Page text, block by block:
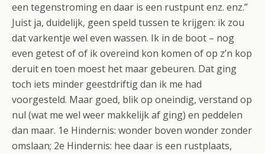
een tegenstroming en daar is een rustpunt enz. enz.”
Juist ja, duidelijk, geen speld tussen te krijgen: ik zou
dat varkentje wel even wassen. Ik in de boot – nog
even getest of of ik overeind kon komen of op z’n kop
deruit en toen moest het maar gebeuren. Dat ging
toch iets minder geestdriftig dan ik me had
voorgesteld. Maar goed, blik op oneindig, verstand op
nul (wat me wel weer makkelijk af ging) en peddelen
dan maar. 1e Hindernis: wonder boven wonder zonder
omslaan; 2e Hindernis: hee daar is een rustplaats,